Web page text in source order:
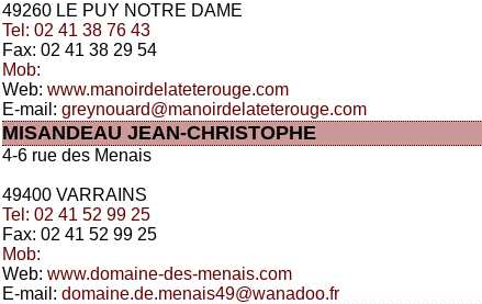
49260 LE PUY NOTRE DAME
Tel: 02 41 38 76 43
Fax: 02 41 38 29 54
Mob:
Web: www.manoirdelateterouge.com
E-mail: greynouard@manoirdelateterouge.com
MISANDEAU JEAN-CHRISTOPHE
4-6 rue des Menais
49400 VARRAINS
Tel: 02 41 52 99 25
Fax: 02 41 52 99 25
Mob:
Web: www.domaine-des-menais.com
E-mail: domaine.de.menais49@wanadoo.fr